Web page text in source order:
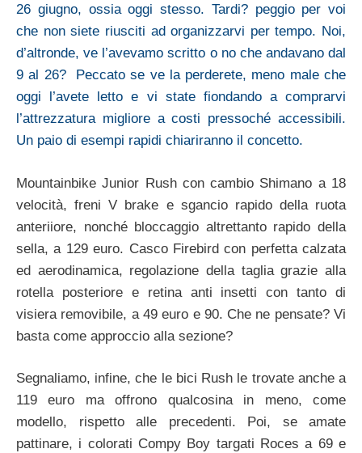
26 giugno, ossia oggi stesso. Tardi? peggio per voi
che non siete riusciti ad organizzarvi per tempo. Noi,
d’altronde, ve l’avevamo scritto o no che andavano dal
9 al 26? Peccato se ve la perderete, meno male che
oggi l’avete letto e vi state fiondando a comprarvi
l’attrezzatura migliore a costi pressoché accessibili.
Un paio di esempi rapidi chiariranno il concetto.
Mountainbike Junior Rush con cambio Shimano a 18
velocità, freni V brake e sgancio rapido della ruota
anteriiore, nonché bloccaggio altrettanto rapido della
sella, a 129 euro. Casco Firebird con perfetta calzata
ed aerodinamica, regolazione della taglia grazie alla
rotella posteriore e retina anti insetti con tanto di
visiera removibile, a 49 euro e 90. Che ne pensate? Vi
basta come approccio alla sezione?
Segnaliamo, infine, che le bici Rush le trovate anche a
119 euro ma offrono qualcosina in meno, come
modello, rispetto alle precedenti. Poi, se amate
pattinare, i colorati Compy Boy targati Roces a 69 e